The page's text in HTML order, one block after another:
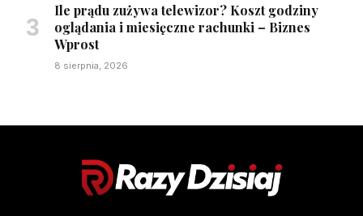
Ile prądu zużywa telewizor? Koszt godziny
oglądania i miesięczne rachunki – Biznes
Wprost
8 sierpnia, 2026